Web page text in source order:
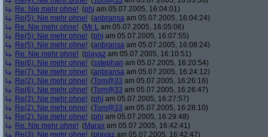
Re: Nie mehr ohne! (phj am 05.07.2005, 16:04:01)
Re(5): Nie mehr ohne! (anbransa am 05.07.2005, 16:04:24)
Re: Nie mehr ohne! (Mr L am 05.07.2005, 16:05:06)
Re(5): Nie mehr ohne! (phj am 05.07.2005, 16:07:55)
Re(5): Nie mehr ohne! (anbransa am 05.07.2005, 16:08:24)
Re: Nie mehr ohne! (playaz am 05.07.2005, 16:10:51)
Re(6): Nie mehr ohne! (sstephan am 05.07.2005, 16:20:54)
Re(7): Nie mehr ohne! (anbransa am 05.07.2005, 16:24:12)
Re(2): Nie mehr ohne! (Tom@33 am 05.07.2005, 16:26:16)
Re(6): Nie mehr ohne! (Tom@33 am 05.07.2005, 16:26:47)
Re(3): Nie mehr ohne! (phj am 05.07.2005, 16:27:57)
Re(2): Nie mehr ohne! (Tom@33 am 05.07.2005, 16:28:10)
Re(2): Nie mehr ohne! (phj am 05.07.2005, 16:29:48)
Re: Nie mehr ohne! (Marax am 05.07.2005, 16:42:41)
Re(3): Nie mehr ohne! (playaz am 05.07.2005, 16:42:47)